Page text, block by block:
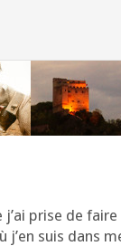
prise de
j’en suis dans